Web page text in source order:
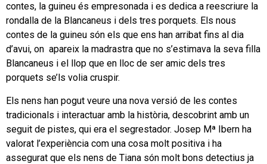
contes, la guineu és empresonada i es dedica a reescriure la
rondalla de la Blancaneus i dels tres porquets. Els nous
contes de la guineu són els que ens han arribat fins al dia
d’avui, on apareix la madrastra que no s’estimava la seva filla
Blancaneus i el llop que en lloc de ser amic dels tres
porquets se’ls volia cruspir.
Els nens han pogut veure una nova versió de les contes
tradicionals i interactuar amb la història, descobrint amb un
seguit de pistes, qui era el segrestador. Josep Mª Ibern ha
valorat l’experiència com una cosa molt positiva i ha
assegurat que els nens de Tiana són molt bons detectius ja